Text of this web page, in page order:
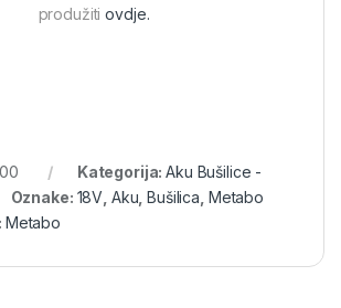
produžitiovdje.
Kategorija:Aku Bušilice -
Oznake: 18V Aku ,Bušilica Metabo
Metabo